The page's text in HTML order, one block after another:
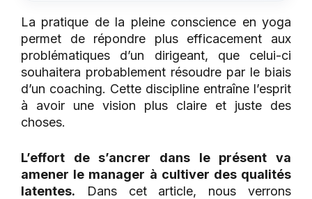
La pratique de la pleine conscience en yoga
permet de répondre plus efficacement aux
problématiques d’un dirigeant, que celui-ci
souhaitera probablement résoudre par le biais
d’un coaching. Cette discipline entraîne l’esprit
à avoir une vision plus claire et juste des
choses.
L’effort de s’ancrer dans le présent va
amener le manager à cultiver des qualités
latentes. Dans cet article, nous verrons